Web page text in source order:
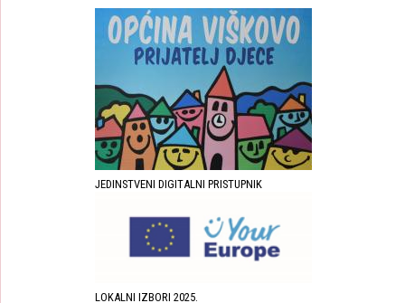
JEDINSTVENI DIGITALNI PRISTUPNIK
LOKALNI IZBORI 2025.